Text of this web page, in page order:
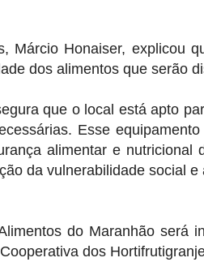
Márcio Honaiser, explicou
dos alimentos que serão
que o local está apto
Esse
alimentar e nutricional
da vulnerabilidade social e
do Maranhão será
dos